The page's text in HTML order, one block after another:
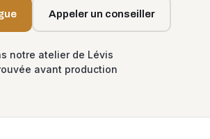
Appeler un conseiller
notre atelier de Lévis
avant production